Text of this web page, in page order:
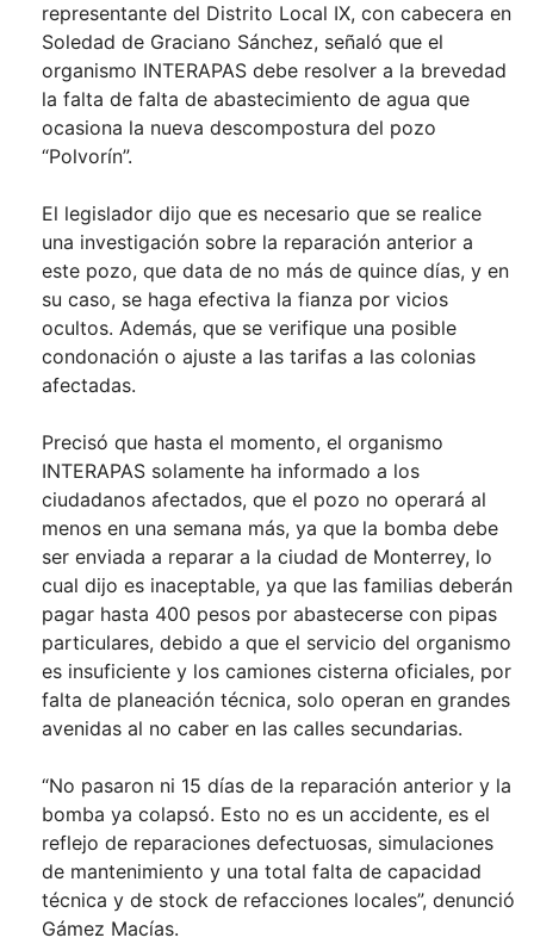
representante del Distrito Local IX, con cabecera en
Soledad de Graciano Sánchez, señaló que el
organismo INTERAPAS debe resolver a la brevedad
la falta de falta de abastecimiento de agua que
ocasiona la nueva descompostura del pozo
“Polvorín”.
El legislador dijo que es necesario que se realice
una investigación sobre la reparación anterior a
este pozo, que data de no más de quince días, y en
su caso, se haga efectiva la fianza por vicios
ocultos. Además, que se verifique una posible
condonación o ajuste a las tarifas a las colonias
afectadas.
Precisó que hasta el momento, el organismo
INTERAPAS solamente ha informado a los
ciudadanos afectados, que el pozo no operará al
menos en una semana más, ya que la bomba debe
ser enviada a reparar a la ciudad de Monterrey, lo
cual dijo es inaceptable, ya que las familias deberán
pagar hasta 400 pesos por abastecerse con pipas
particulares, debido a que el servicio del organismo
es insuficiente y los camiones cisterna oficiales, por
falta de planeación técnica, solo operan en grandes
avenidas al no caber en las calles secundarias.
“No pasaron ni 15 días de la reparación anterior y la
bomba ya colapsó. Esto no es un accidente, es el
reflejo de reparaciones defectuosas, simulaciones
de mantenimiento y una total falta de capacidad
técnica y de stock de refacciones locales”, denunció
Gámez Macías.